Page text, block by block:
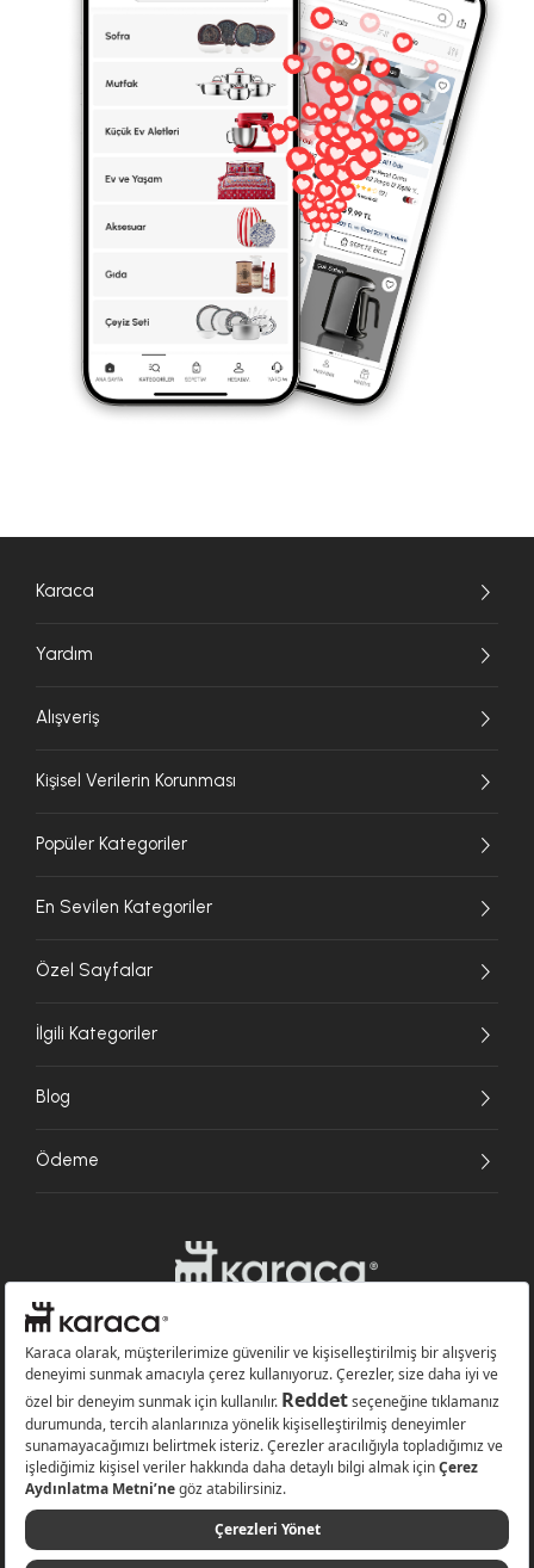
Karaca
Yardım
Alışveriş
Kişisel Verilerin Korunması
Popüler Kategoriler
En Sevilen Kategoriler
Özel Sayfalar
İlgili Kategoriler
Blog
Ödeme
Websitesinde kullanılan bazı görseller yapay zekâ (AI) ile üretilmiştir.
Karaca.com © 2026 - Karaca Züccaciye A.Ş. Tüm hakları saklıdır.